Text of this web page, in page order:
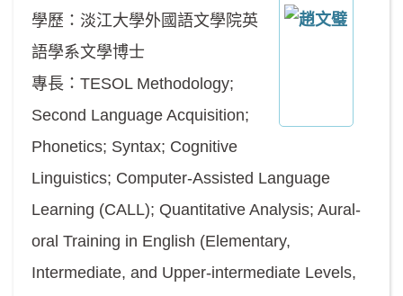
學歷：淡江大學外國語文學院英
語學系文學博士
專長：TESOL Methodology;
Second Language Acquisition;
Phonetics; Syntax; Cognitive
Linguistics; Computer-Assisted Language
Learning (CALL); Quantitative Analysis; Aural-
oral Training in English (Elementary,
Intermediate, and Upper-intermediate Levels,